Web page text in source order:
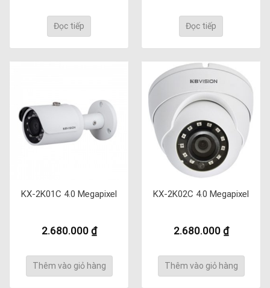
Đọc tiếp Đọc tiếp
KX-2K01C 4.0 Megapixel
2.680.000 ₫
Thêm vào giỏ hàng
KX-2K02C 4.0 Megapixel
2.680.000 ₫
Thêm vào giỏ hàng